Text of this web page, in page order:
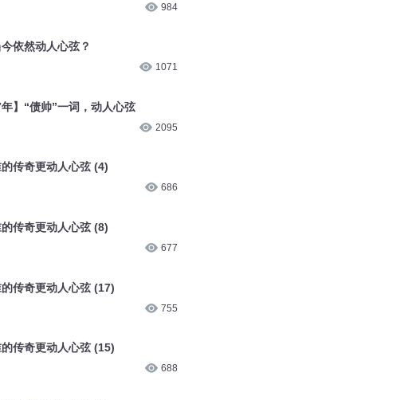
984
依然动人心弦？
1071
】“债帅”一词，动人心弦
2095
传奇更动人心弦 (4)
686
传奇更动人心弦 (8)
677
传奇更动人心弦 (17)
755
传奇更动人心弦 (15)
688